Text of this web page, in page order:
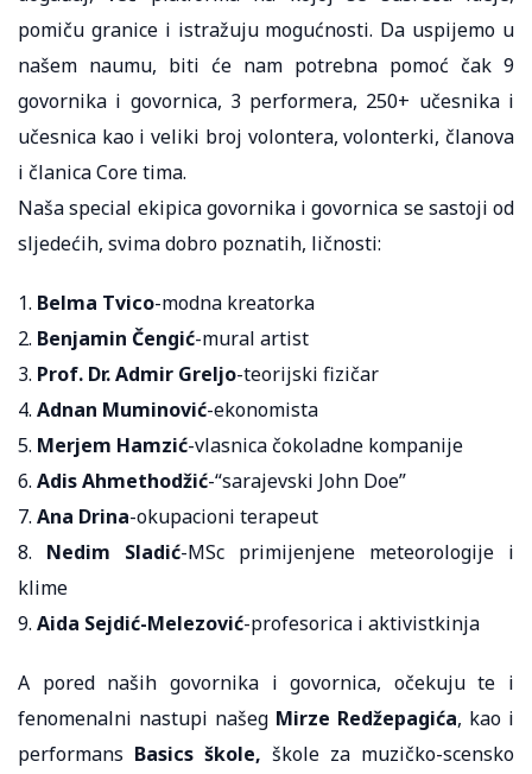
pomiču granice i istražuju mogućnosti. Da uspijemo u
našem naumu, biti će nam potrebna pomoć čak 9
govornika i govornica, 3 performera, 250+ učesnika i
učesnica kao i veliki broj volontera, volonterki, članova
i članica Core tima.
Naša special ekipica govornika i govornica se sastoji od
sljedećih, svima dobro poznatih, ličnosti:
1. Belma Tvico-modna kreatorka
2. Benjamin Čengić-mural artist
3. Prof. Dr. Admir Greljo-teorijski fizičar
4. Adnan Muminović-ekonomista
5. Merjem Hamzić-vlasnica čokoladne kompanije
6. Adis Ahmethodžić-“sarajevski John Doe”
7. Ana Drina-okupacioni terapeut
8. Nedim Sladić-MSc primijenjene meteorologije i
klime
9. Aida Sejdić-Melezović-profesorica i aktivistkinja
A pored naših govornika i govornica, očekuju te i
fenomenalni nastupi našeg Mirze Redžepagića, kao i
performans Basics škole, škole za muzičko-scensko